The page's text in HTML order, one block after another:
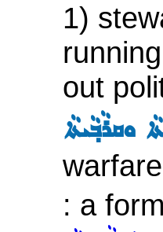
1)
out
ܘܩܪܵܒ݂ܵܝܬܵܐ
: a